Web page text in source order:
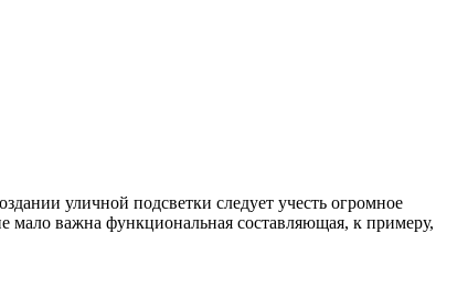
уличной подсветки следует учесть огромное
мало важна функциональная составляющая, к примеру,